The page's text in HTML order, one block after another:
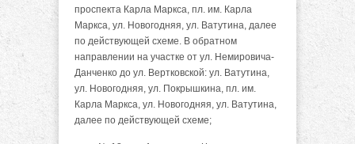
проспекта Карла Маркса, пл. им. Карла
Маркса, ул. Новогодняя, ул. Ватутина, далее
по действующей схеме. В обратном
направлении на участке от ул. Немировича-
Данченко до ул. Вертковской: ул. Ватутина,
ул. Новогодняя, ул. Покрышкина, пл. им.
Карла Маркса, ул. Новогодняя, ул. Ватутина,
далее по действующей схеме;